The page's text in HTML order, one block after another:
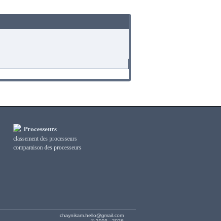
Processeurs
classement des processeurs
сomparaison des processeurs
chaynikam.hello@gmail.com